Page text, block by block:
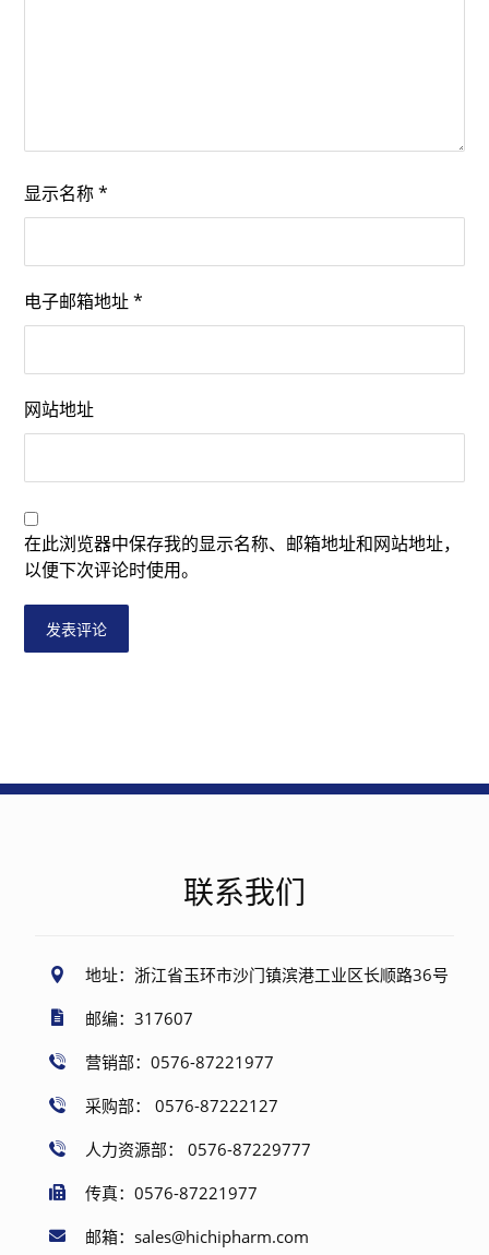
显示名称*
电子邮箱地址*
网站地址
在此浏览器中保存我的显示名称、邮箱地址和网站地址，
以便下次评论时使用。
发表评论
联系我们
地址：浙江省玉环市沙门镇滨港工业区长顺路36号
邮编：317607
营销部：0576-87221977
采购部： 0576-87222127
人力资源部： 0576-87229777
传真：0576-87221977
邮箱：sales@hichipharm.com